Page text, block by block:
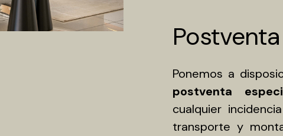
Postventa
Ponemos a
postventa
cualquier
transporte y